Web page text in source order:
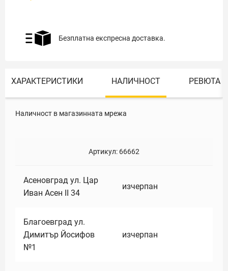
Безплатна експресна доставка.
ХАРАКТЕРИСТИКИ НАЛИЧНОСТ РЕВЮТА
Наличност в магазинната мрежа
Артикул: 66662
Асеновград ул. Цар
Иван Асен II 34
изчерпан
Благоевград ул.
Димитър Йосифов
№1
изчерпан